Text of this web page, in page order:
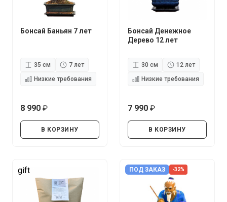
Бонсай Баньян 7 лет
35 см
7 лет
Низкие требования
8 990
В КОРЗИНУ
Бонсай Денежное
Дерево 12 лет
30 см
12 лет
Низкие требования
7 990
В КОРЗИНУ
gift ПОД ЗАКАЗ -32%